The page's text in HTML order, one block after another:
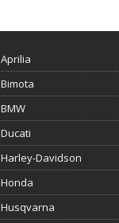
Aprilia
Bimota
BMW
Ducati
Harley-Davidson
Honda
Husqvarna